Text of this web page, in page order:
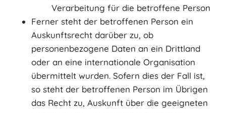
Verarbeitung für die betroffene Person
Ferner steht der betroffenen Person ein
Auskunftsrecht darüber zu, ob
personenbezogene Daten an ein Drittland
oder an eine internationale Organisation
übermittelt wurden. Sofern dies der Fall ist,
so steht der betroffenen Person im Übrigen
das Recht zu, Auskunft über die geeigneten